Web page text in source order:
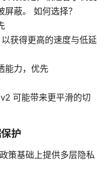
蔽。 如何选择？
获得更高的速度与低延
能力，优先
可能带来更平滑的切
护
策基础上提供多层隐私